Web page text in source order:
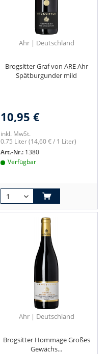
Ahr | Deutschland
Brogsitter Graf von ARE Ahr
Spätburgunder mild
10,95 €
inkl. MwSt.
0.75 Liter(14,60 € / 1 Liter)
Art.-Nr.: 1380
Verfügbar
Ahr | Deutschland
Brogsitter Hommage Großes
Gewächs...